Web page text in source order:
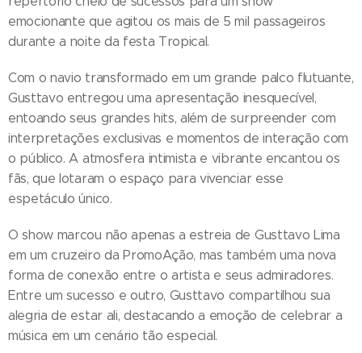
emocionante que agitou os mais de 5 mil passageiros
durante a noite da festa Tropical.
Com o navio transformado em um grande palco flutuante,
Gusttavo entregou uma apresentação inesquecível,
entoando seus grandes hits, além de surpreender com
interpretações exclusivas e momentos de interação com
o público. A atmosfera intimista e vibrante encantou os
fãs, que lotaram o espaço para vivenciar esse
espetáculo único.
O show marcou não apenas a estreia de Gusttavo Lima
em um cruzeiro da PromoAção, mas também uma nova
forma de conexão entre o artista e seus admiradores.
Entre um sucesso e outro, Gusttavo compartilhou sua
alegria de estar ali, destacando a emoção de celebrar a
música em um cenário tão especial.